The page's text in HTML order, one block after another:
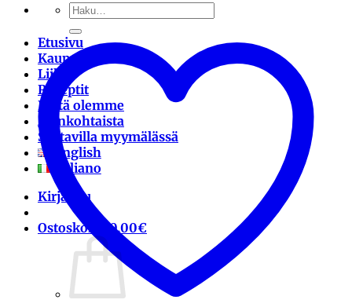
Etsi:
Etusivu
Kauppa
Liike
Reseptit
Keitä olemme
Ajankohtaista
Saatavilla myymälässä
English
Italiano
Kirjaudu
Ostoskori / 0.00€